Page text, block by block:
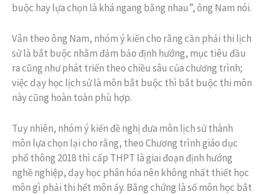
buộc hay lựa chọn là khá ngang bằng nhau”, ông Nam nói.
Vẫn theo ông Nam, nhóm ý kiến cho rằng cần phải thi lịch
sử là bắt buộc nhằm đảm bảo định hướng, mục tiêu đầu
ra cũng như phát triển theo chiều sâu của chương trình;
việc dạy học lịch sử là môn bắt buộc thì bắt buộc thi môn
này cũng hoàn toàn phù hợp.
Tuy nhiên, nhóm ý kiến đề nghị đưa môn lịch sử thành
môn lựa chọn lại cho rằng, theo Chương trình giáo dục
phổ thông 2018 thì cấp THPT là giai đoạn định hướng
nghề nghiệp, dạy học phân hóa nên không nhất thiết học
môn gì phải thi hết môn ấy. Bằng chứng là số môn học bắt